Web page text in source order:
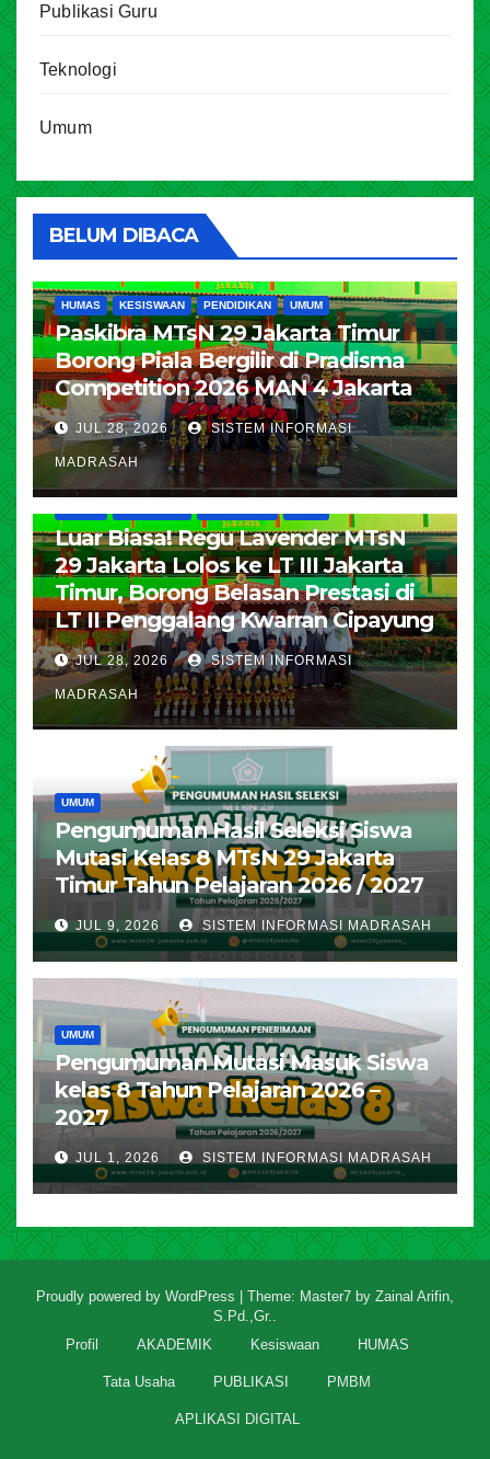
Publikasi Guru
Teknologi
Umum
BELUM DIBACA
HUMAS KESISWAAN PENDIDIKAN UMUM
Paskibra MTsN 29 Jakarta Timur
Borong Piala Bergilir di Pradisma
Competition 2026 MAN 4 Jakarta
JUL 28, 2026 SISTEM INFORMASI
MADRASAH
Luar Biasa! Regu Lavender MTsN
29 Jakarta Lolos ke LT III Jakarta
Timur, Borong Belasan Prestasi di
LT II Penggalang Kwarran Cipayung
JUL 28, 2026 SISTEM INFORMASI
MADRASAH
UMUM
Pengumuman Hasil Seleksi Siswa
Mutasi Kelas 8 MTsN 29 Jakarta
Timur Tahun Pelajaran 2026 / 2027
JUL 9, 2026 SISTEM INFORMASI MADRASAH
UMUM
Pengumuman Mutasi Masuk Siswa
kelas 8 Tahun Pelajaran 2026 –
2027
JUL 1, 2026 SISTEM INFORMASI MADRASAH
Proudly powered by WordPress Theme: Master7 by Zainal Arifin,
S.Pd.,Gr..
Profil
AKADEMIK Kesiswaan HUMAS
Tata Usaha PUBLIKASI PMBM
APLIKASI DIGITAL